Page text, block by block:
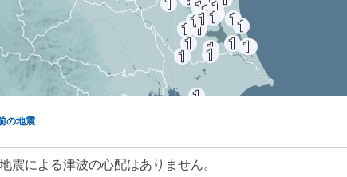
の地震
震による津波の心配はありません。